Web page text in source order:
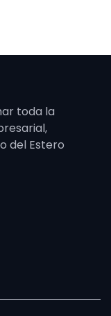
toda la
del Estero